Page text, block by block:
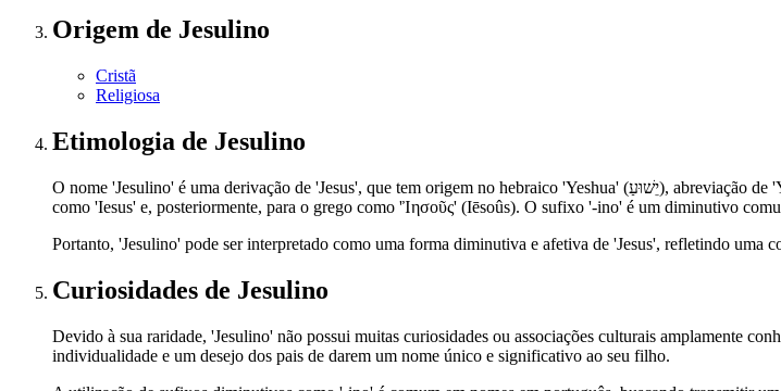
Origem de Jesulino
Cristã
Religiosa
Etimologia de Jesulino
O nome 'Jesulino' é uma derivação de 'Jesus', que tem origem no hebraico 'Yeshua' (יֵשׁוּעַ), abreviação de 'Yehoshua' (יְהוֹשֻׁעַ), que significa 'Deus é salvação'. A forma 'Jesus' foi transmitida para o latim
como 'Iesus' e, posteriormente, para o grego como 'Ἰησοῦς' (Iēsoûs). O sufixo '-ino' é um diminutivo
Portanto, 'Jesulino' pode ser interpretado como uma forma diminutiva e afetiva de 'Jesus', refletindo uma
Curiosidades de Jesulino
Devido à sua raridade, 'Jesulino' não possui muitas curiosidades ou associações culturais amplamente
individualidade e um desejo dos pais de darem um nome único e significativo ao seu filho.